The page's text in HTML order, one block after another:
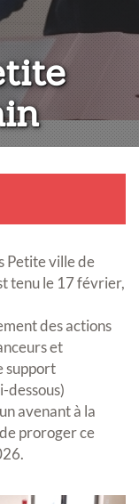
Petite ville de
tenu le 17 février,
des actions
et
support
dessous)
avenant à la
proroger ce